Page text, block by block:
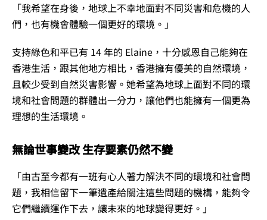
「我希望在身後，地球上不幸地面對不同災害和危機的人
們，也有機會體驗一個更好的環境。」
支持綠色和平已有 14 年的 Elaine，十分感恩自己能夠在
香港生活，跟其他地方相比，香港擁有優美的自然環境，
且較少受到自然災害影響。她希望為地球上面對不同的環
境和社會問題的群體出一分力，讓他們也能擁有一個更為
理想的生活環境。
無論世事變改 生存要素仍然不變
「由古至今都有一班有心人著力解決不同的環境和社會問
題，我相信留下一筆遺產給關注這些問題的機構，能夠令
它們繼續運作下去，讓未來的地球變得更好。」